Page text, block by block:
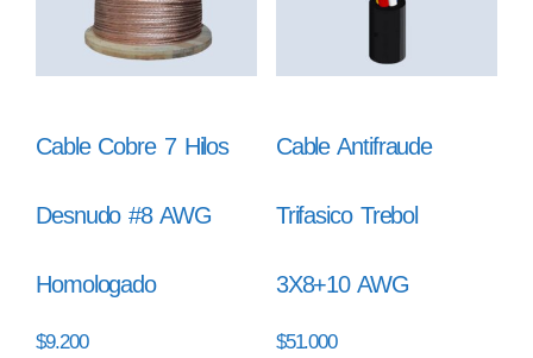
Cable Cobre 7 Hilos
Desnudo #8 AWG
Homologado
$9.200
Cable Antifraude
Trifasico Trebol
3X8+10 AWG
$51.000